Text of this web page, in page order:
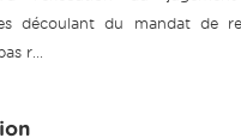
découlant du mandat de
r...